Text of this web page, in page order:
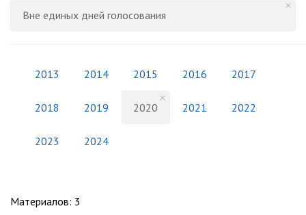
Вне единых дней голосования
2013 2014 2015 2016 2017
2018 2019 2020 2021 2022
2023 2024
Материалов: 3